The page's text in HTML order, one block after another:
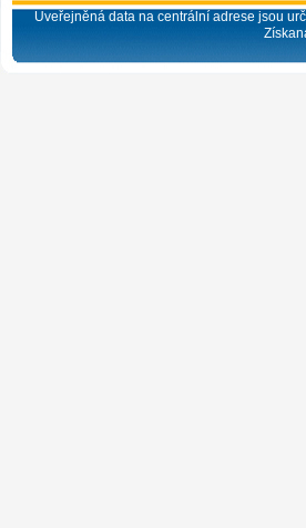
Uveřejněná data na centrální adrese jsou